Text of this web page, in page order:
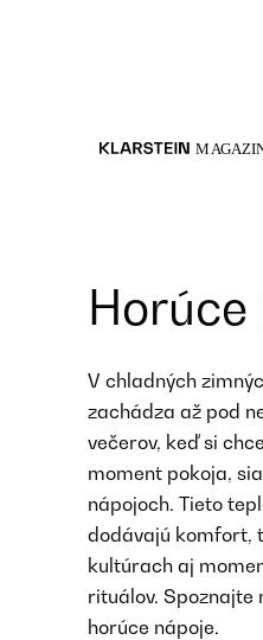
Horúce
V chladných
zachádza až pod
večerov, keď si
moment pokoja,
nápojoch. Tieto
dodávajú komfort,
kultúrach aj
rituálov. Spoznajte
horúce nápoje.